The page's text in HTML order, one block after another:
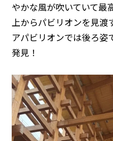
やかな風が吹いていて
上からパビリオンを見渡
アパビリオンでは後ろ姿
発見！